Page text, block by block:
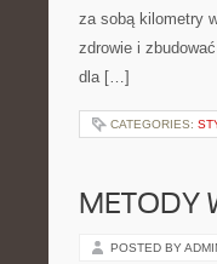
za sobą kilometry
zdrowie i
dla […]
CATEGORIES:
METODY
POSTED BY